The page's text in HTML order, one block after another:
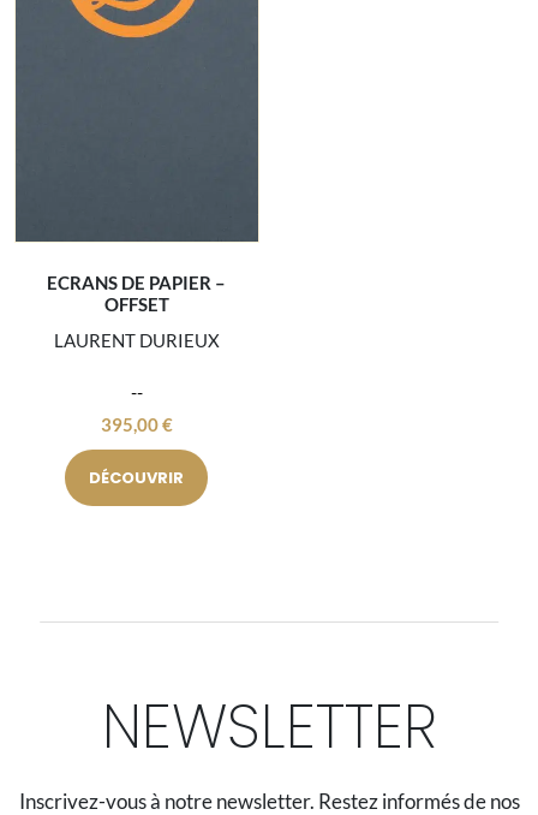
ECRANS DE PAPIER –
OFFSET
395,00€
LAURENT DURIEUX
DÉCOUVRIR
NEWSLETTER
Inscrivez-vous à notre newsletter. Restez informés de nos